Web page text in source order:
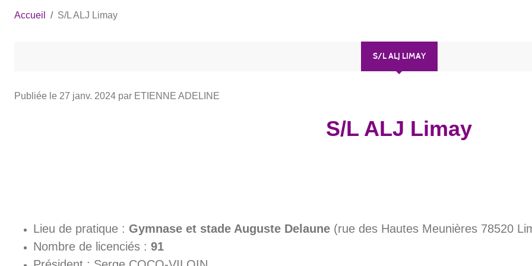
Accueil S/L ALJ Limay
S/L ALJ LIMAY
Publiée le 27 janv. 2024 par ETIENNE ADELINE
S/L ALJ Limay
Lieu de pratique : Gymnase et stade Auguste Delaune (rue des Hautes Meunières 78520
Nombre de licenciés : 91